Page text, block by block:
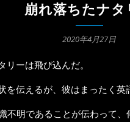
崩れ落ちたナタ
2020年4月27日
ーは飛び込んだ。
を伝えるが、彼はまったく英
明であることが伝わって、